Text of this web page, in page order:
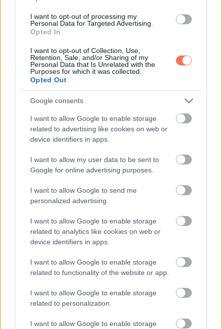
I want to opt-out of processing my
Personal Data for Targeted Advertising.
Opted In
I want to opt-out of Collection, Use,
Retention, Sale, and/or Sharing of my
Personal Data that Is Unrelated with the
Purposes for which it was collected.
Opted Out
Google consents
I want to allow Google to enable storage
related to advertising like cookies on web or
device identifiers in apps.
I want to allow my user data to be sent to
Google for online advertising purposes.
I want to allow Google to send me
personalized advertising.
I want to allow Google to enable storage
related to analytics like cookies on web or
device identifiers in apps.
I want to allow Google to enable storage
related to functionality of the website or app.
I want to allow Google to enable storage
related to personalization.
I want to allow Google to enable storage
van, hogy a férjem halála óta az életem
állandó harc és hogy dolgoznom kell. Még
kitakarítanom…”
KÖVETKEZŐ POSZT
Ikrek,Oroszlán,Szűz,Bika,Rák,Kos:
ránk 2024-ben!
További bejegyzések